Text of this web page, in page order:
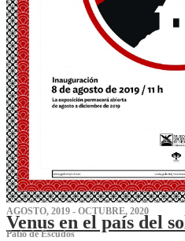
AGOSTO, 2019 - OCTUBRE, 2020
Venus en el país del
P‌atio de Escudos